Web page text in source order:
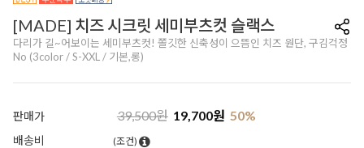
[MADE] 치즈 시크릿 세미부츠컷 슬랙스
다리가 길~어보이는 세미부츠컷! 쫄깃한 신축성이 으뜸인 치즈 원단, 구김걱정
No (3color / S-XXL / 기본,롱)
판매가 39,500원 19,700원 50%
배송비 (조건)